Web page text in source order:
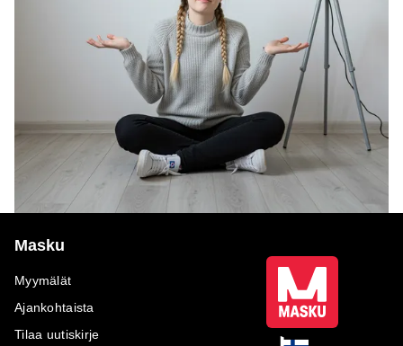
Masku
Myymälät
Ajankohtaista
Tilaa uutiskirje